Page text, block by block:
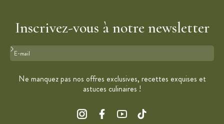
Inscrivez-vous à notre newsletter
Format : adresse@email.com
Ne manquez pas nos offres exclusives, recettes exquises et
astuces culinaires !